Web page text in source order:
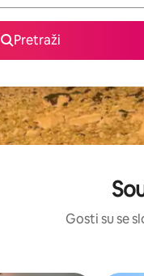
Pretraži
Gosti su se